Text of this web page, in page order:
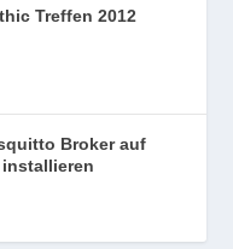
Treffen 2012
Broker auf
installieren